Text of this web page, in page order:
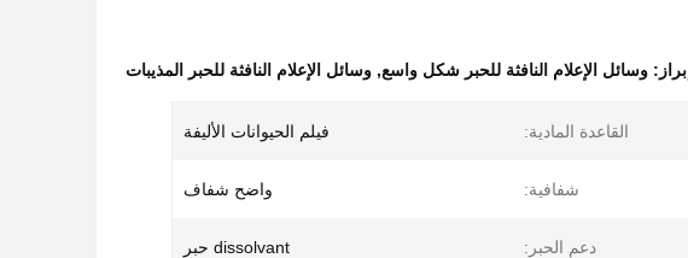
إبراز: وسائل الإعلام النافثة للحبر شكل واسع, وسائل الإعلام النافثة للحبر المذيبات
القاعدة المادية: فيلم الحيوانات الأليفة
شفافية: واضح شفاف
دعم الحبر: dissolvant حبر